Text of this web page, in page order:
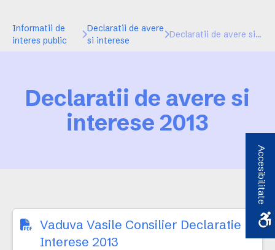
Informatii de
interes public
Declaratii de avere
si interese
Declaratii de avere si interese 2013
Declaratii de avere si
interese 2013
Vaduva Vasile Consilier Declaratie
Interese 2013
Accesibilitate